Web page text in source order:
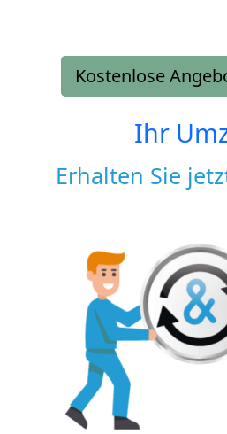
Kostenlose
Ihr
Erhalten Sie